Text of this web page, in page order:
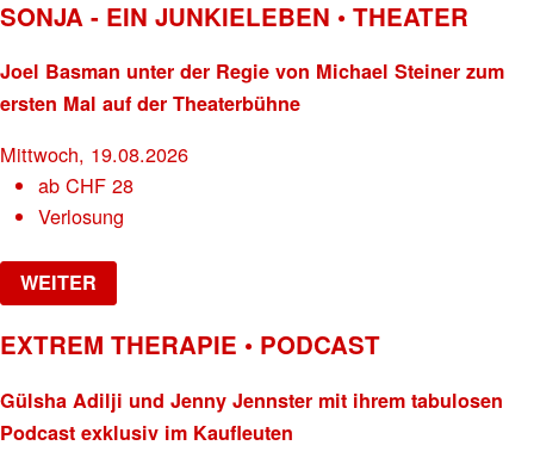
SONJA - EIN JUNKIELEBEN • THEATER
Joel Basman unter der Regie von Michael Steiner zum
ersten Mal auf der Theaterbühne
Mittwoch, 19.08.2026
abCHF 28
Verlosung
WEITER
EXTREM THERAPIE • PODCAST
Gülsha Adilji und Jenny Jennster mit ihrem tabulosen
Podcast exklusiv im Kaufleuten